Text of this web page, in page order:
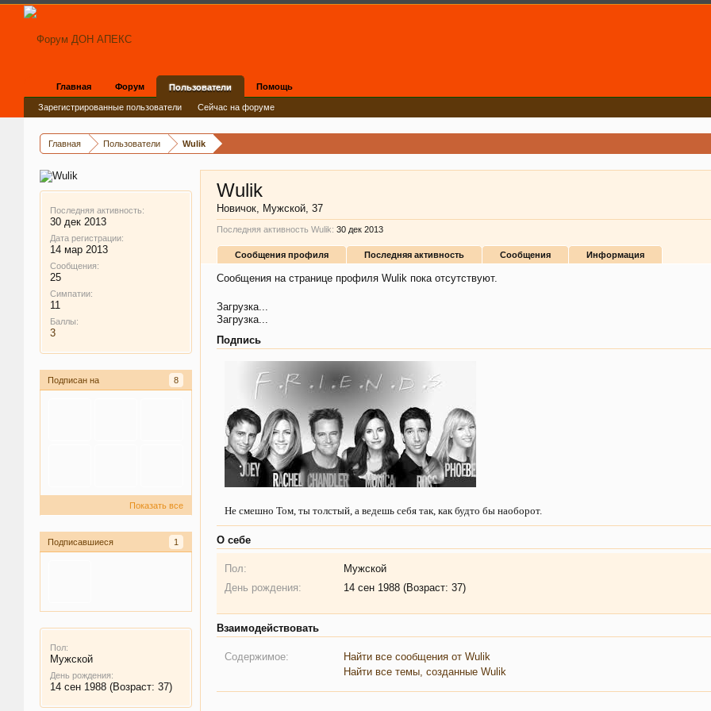
Главная Пользователи Wulik
Последняя активность:
30 дек 2013
Дата регистрации:
14 мар 2013
Сообщения:
25
Симпатии:
11
Баллы:
3
Подписан на 8
Показать все
Подписавшиеся 1
Пол:
Мужской
День рождения:
14 сен 1988 (Возраст: 37)
Wulik
Новичок, Мужской, 37
Последняя активность Wulik: 30 дек 2013
Сообщения профиля Последняя активность Сообщения Информация
Сообщения на странице профиля Wulik пока отсутствуют.
Загрузка...
Загрузка...
Подпись
Не смешно Том, ты толстый, а ведешь себя так, как будто бы наоборот.
О себе
Пол:
Мужской
День рождения:
14 сен 1988 (Возраст: 37)
Взаимодействовать
Содержимое:
Найти все сообщения от Wulik
Найти все темы, созданные Wulik
Главная Форум Пользователи
Зарегистрированные пользователи Сейчас на форуме
Помощь